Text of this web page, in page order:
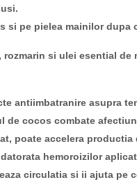
si pe pielea mainilor dupa
rozmarin si ulei esential
antiimbatranire asupra
de cocos combate
poate accelera productia
hemoroizilor
circulatia si ii ajuta pe